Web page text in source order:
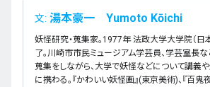
文: 湯本豪一 Yumoto Kōichi
妖怪研究・蒐集家。1977年 法政大学大学院（日
了。川崎市市民ミュージアム学芸員、学芸室長な
蒐集をしながら、大学で妖怪などについて講義
に携わる。『かわいい妖怪画』(東京美術)、『百鬼